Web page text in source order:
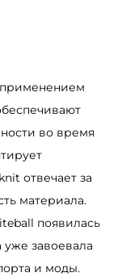
применением
во время
отвечает за
материала.
появилась
уже завоевала
и моды.